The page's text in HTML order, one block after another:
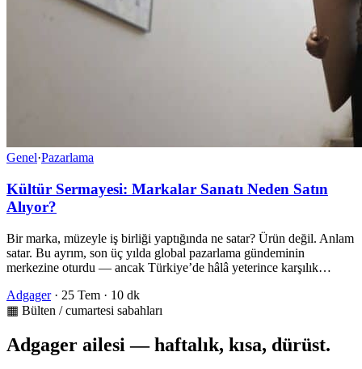
Genel·Pazarlama
Kültür Sermayesi: Markalar Sanatı Neden Satın
Alıyor?
Bir marka, müzeyle iş birliği yaptığında ne satar? Ürün değil. Anlam
satar. Bu ayrım, son üç yılda global pazarlama gündeminin
merkezine oturdu — ancak Türkiye’de hâlâ yeterince karşılık…
Adgager · 25 Tem · 10 dk
▦ Bülten / cumartesi sabahları
Adgager ailesi — haftalık, kısa, dürüst.